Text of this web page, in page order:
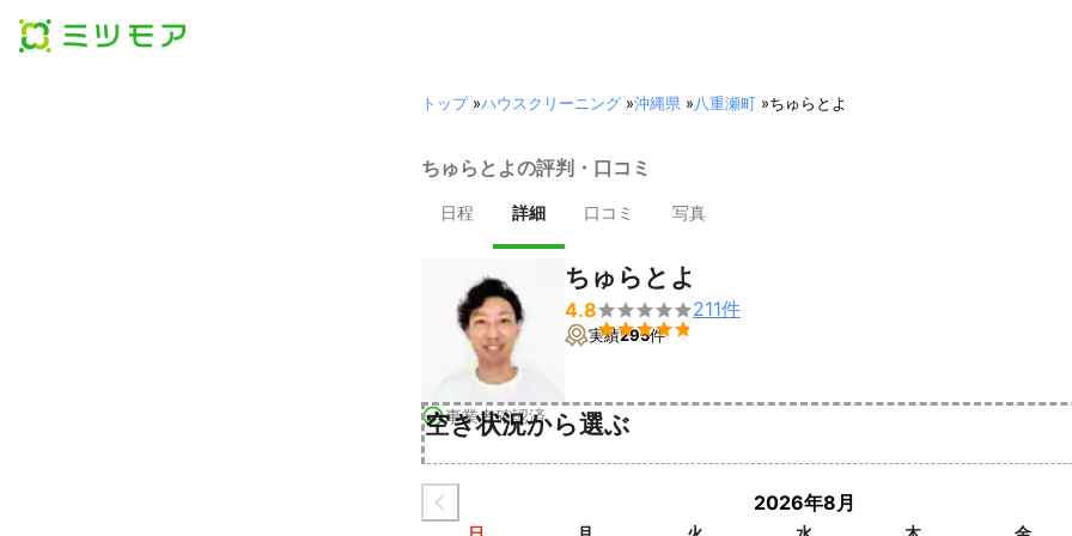
トップ»ハウスクリーニング »沖縄県 »八重瀬町 »ちゅらとよ
ちゅらとよの評判・口コミ
日程 詳細 口コミ 写真
事業者確認済
ちゅらとよ
4.8

211件
実績295件
空き状況から選ぶ
2026年8月